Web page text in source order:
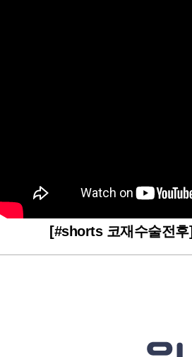
[#shorts 코재수술전후]